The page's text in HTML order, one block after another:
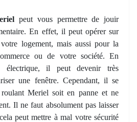
peut vous permettre de jouir
En effet, il peut opérer sur
logement, mais aussi pour la
ou de votre société. En
électrique, il peut devenir très
une fenêtre. Cependant, il se
Meriel soit en panne et ne
Il ne faut absolument pas laisser
peut mettre à mal votre sécurité